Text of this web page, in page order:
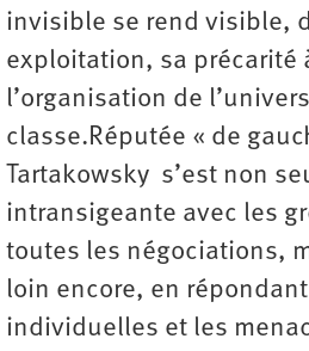
invisible se rend visible,
exploitation, sa précarité
l’organisation de
classe.Réputée « de
Tartakowsky s’est non
intransigeante avec les
toutes les négociations,
loin encore, en
individuelles et les